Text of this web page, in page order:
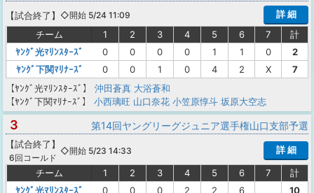
【試合終了 】 ◇開始 5/24 11:09
詳 細
チーム
1 2 3 4 5 6 7
計
ﾔﾝｸﾞ光ﾏﾘﾝｽﾀｰｽﾞ
0 0 0 0 1 1 0
2
ﾔﾝｸﾞ下関ﾏﾘﾅｰｽﾞ
0 0 1 0 4 2 X
7
【ﾔﾝｸﾞ光ﾏﾘﾝｽﾀｰｽﾞ】
沖田蒼真 大浴蒼和
【ﾔﾝｸﾞ下関ﾏﾘﾅｰｽﾞ】
小西璃旺 山口奈花 小笠原惇斗 坂原大空志
3 第14回ヤングリーグジュニア選手権山口支部予選
【試合終了 】
6回コールド
◇開始 5/23 14:33 詳 細
チーム 1 2 3 4 5 6 7
計
ﾔﾝｸﾞ光ﾏﾘﾝｽﾀｰｽﾞ
0 0 0 2 2 6 10